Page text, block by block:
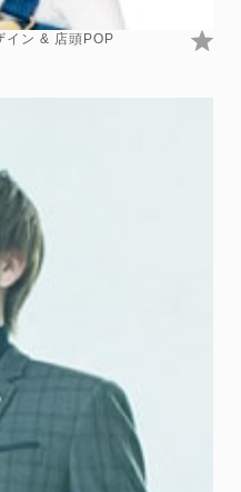
イン & 店頭POP